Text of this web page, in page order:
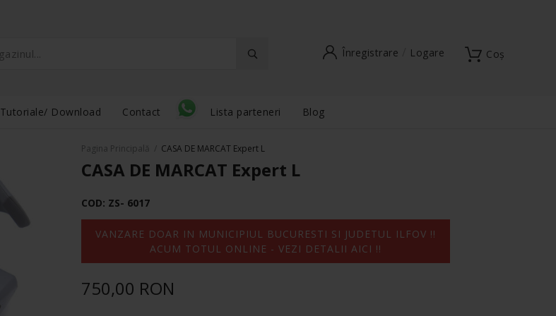
Coș
Înregistrare Logare
Tutoriale/ Download Contact Lista parteneri Blog
Pagina Principală CASA DE MARCAT Expert L
CASA DE MARCAT Expert L
COD: ZS- 6017
VANZARE DOAR IN MUNICIPIUL BUCURESTI SI JUDETUL ILFOV !!
ACUM TOTUL ONLINE - VEZI DETALII AICI !!
750,00 RON